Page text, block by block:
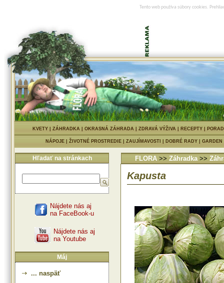
Tento web používa súbory cookies.
KVETY| ZÁHRADKA| OKRASNÁ ZÁHRADA| ZDRAVÁ VÝŽIVA| RECEPTY|
NÁPOJE ŽIVOTNÉ PROSTREDIE ZAUJÍMAVOSTI DOBRÉ RADY
Hľadať na stránkach
Nájdete nás aj
na FaceBook-u
Nájdete nás aj
na Youtube
Máj
... naspäť
FLORA >> Záhradka >>
Kapusta